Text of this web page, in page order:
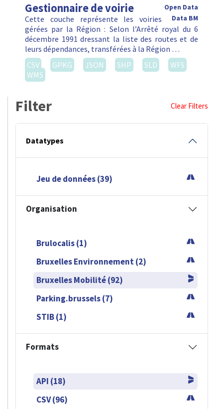
Gestionnaire de voirie
Open Data
Data BM
Cette couche représente les voiries
gérées par la Région : Selon l’Arrêté royal du 6
décembre 1991 dressant la liste des routes et de
leurs dépendances, transférées à la Région …
CSV
GPKG JSON SHP SLD
WFS
WMS
Filter Clear Filters
Datatypes
Jeu de données (39)
Organisation
Brulocalis (1)
Bruxelles Environnement (2)
Bruxelles Mobilité (92)
Parking.brussels (7)
STIB (1)
Formats
API (18)
CSV (96)